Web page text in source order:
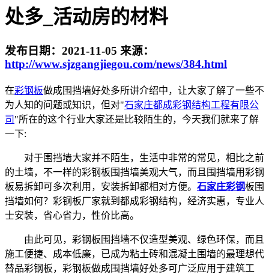
处多_活动房的材料
发布日期： 2021-11-05 来源：
http://www.sjzgangjiegou.com/news/384.html
在彩钢板做成围挡墙好处多所讲介绍中，让大家了解了一些不
为人知的问题或知识，但对"石家庄都成彩钢结构工程有限公
司 "所在的这个行业大家还是比较陌生的，今天我们就来了解
一下:
对于围挡墙大家并不陌生，生活中非常的常见，相比之前
的土墙，不一样的彩钢板围挡墙美观大气，而且围挡墙用彩钢
板易拆卸可多次利用，安装拆卸都相对方便。 石家庄彩钢板围
挡墙如何？彩钢板厂家就到都成彩钢结构，经济实惠，专业人
士安装，省心省力，性价比高。
由此可见，彩钢板围挡墙不仅造型美观、绿色环保，而且
施工便捷、成本低廉，已成为粘土砖和混凝土围墙的最理想代
替品彩钢板，彩钢板做成围挡墙好处多可广泛应用于建筑工